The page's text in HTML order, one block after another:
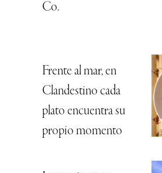
Co.
Frente al mar, en
Clandestino cada
plato encuentra su
propio momento